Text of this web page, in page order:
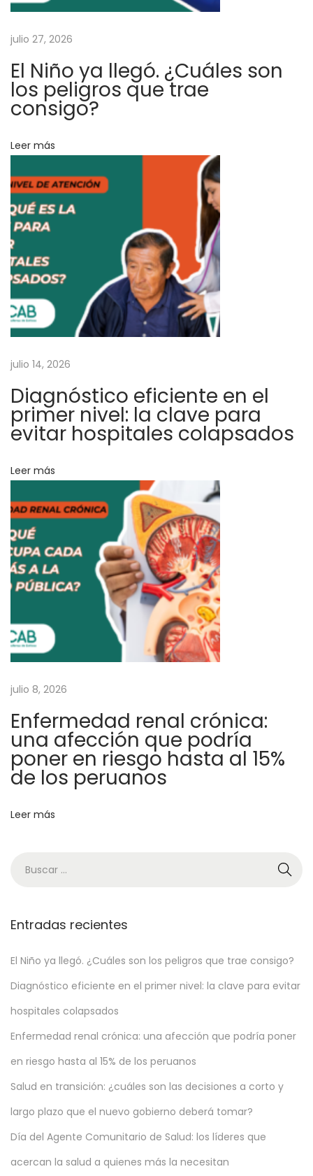
t
v
o
s
n
e
t
á
n
v
a
c
u
n
a
d
o
s
l
t
i
e
n
e
u
n
d
s
i
s
O
a
a
c
n
c
a
a
l
julio 27, 2026
El Niño ya llegó. ¿Cuáles son
los peligros que trae
consigo?
Leer más
julio 14, 2026
Diagnóstico eficiente en el
primer nivel: la clave para
evitar hospitales colapsados
Leer más
julio 8, 2026
Enfermedad renal crónica:
una afección que podría
poner en riesgo hasta al 15%
de los peruanos
Leer más
Entradas recientes
El Niño ya llegó. ¿Cuáles son los peligros que trae consigo?
Diagnóstico eficiente en el primer nivel: la clave para evitar
hospitales colapsados
Enfermedad renal crónica: una afección que podría poner
en riesgo hasta al 15% de los peruanos
Salud en transición: ¿cuáles son las decisiones a corto y
largo plazo que el nuevo gobierno deberá tomar?
Día del Agente Comunitario de Salud: los líderes que
acercan la salud a quienes más la necesitan